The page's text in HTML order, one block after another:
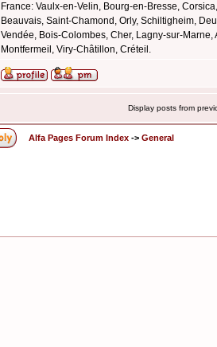
France: Vaulx-en-Velin, Bourg-en-Bresse,
Beauvais, Saint-Chamond, Orly, Schiltigheim,
Vendée, Bois-Colombes, Cher, Lagny-sur-
Montfermeil, Viry-Châtillon, Créteil.
Display posts from
Alfa Pages Forum Index -> General